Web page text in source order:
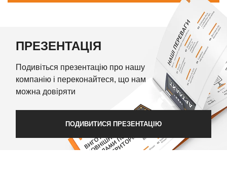
ПРЕЗЕНТАЦІЯ
Подивіться презентацію про нашу
компанію і переконайтеся, що нам
можна довіряти
ПОДИВИТИСЯ ПРЕЗЕНТАЦІЮ